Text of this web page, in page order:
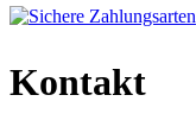
Kontakt